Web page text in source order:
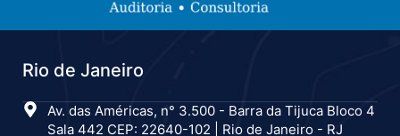
Rio de Janeiro
Av. das Américas, n° 3.500 - Barra da Tijuca Bloco 4
Sala 442 CEP: 22640-102 | Rio de Janeiro - RJ